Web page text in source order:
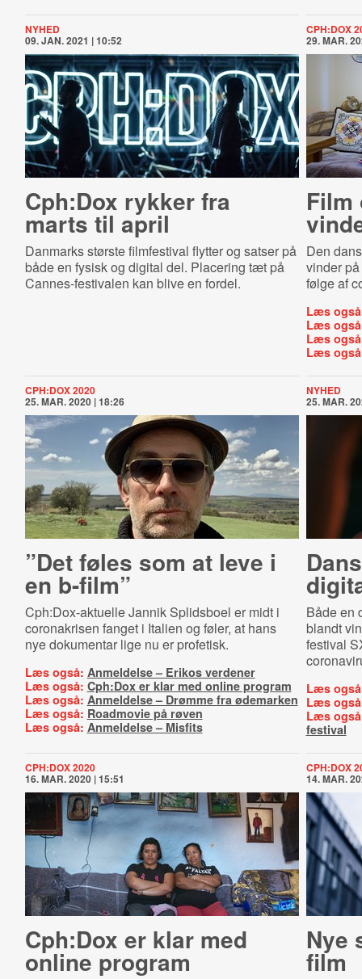
NYHED
09. JAN. 2021 | 10:52
Cph:Dox rykker fra
marts til april
Danmarks største filmfestival flytter og satser på
både en fysisk og digital del. Placering tæt på
Cannes-festivalen kan blive en fordel.
CPH:DOX
29. MAR.
Film
Den
vinder
følge af
Læs
Læs
Læs
Læs
CPH:DOX 2020
25. MAR. 2020 | 18:26
”Det føles som at leve i
en b-film”
Cph:Dox-aktuelle Jannik Splidsboel er midt i
coronakrisen fanget i Italien og føler, at hans
nye dokumentar lige nu er profetisk.
Læs også: Anmeldelse – Erikos verdener
Læs også: Cph:Dox er klar med online program
Læs også: Anmeldelse – Drømme fra ødemarken
Læs også: Roadmovie på røven
Læs også: Anmeldelse – Misfits
NYHED
25. MAR.
Både en
blandt
festival
Læs
Læs
Læs
festival
CPH:DOX 2020
16. MAR. 2020 | 15:51
Cph:Dox er klar med
online program
CPH:DOX
14. MAR.
Nye
film